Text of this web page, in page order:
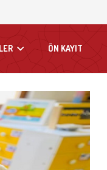
ÖN KAYIT